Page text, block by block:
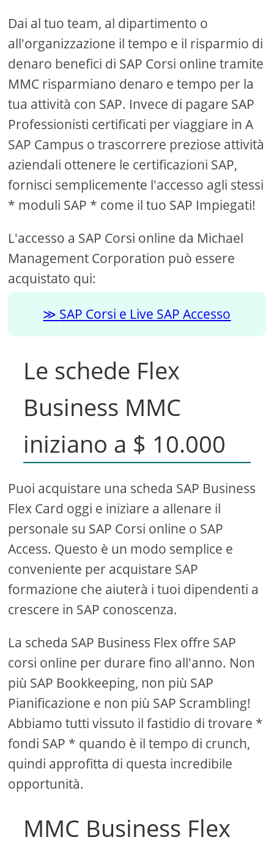
Dai al tuo team, al dipartimento o
all'organizzazione il tempo e il risparmio di
denaro benefici di SAP Corsi online tramite
MMC risparmiano denaro e tempo per la
tua attività con SAP. Invece di pagare SAP
Professionisti certificati per viaggiare in A
SAP Campus o trascorrere preziose attività
aziendali ottenere le certificazioni SAP,
fornisci semplicemente l'accesso agli stessi
* moduli SAP * come il tuo SAP Impiegati!
L'accesso a SAP Corsi online da Michael
Management Corporation può essere
acquistato qui:
SAP Corsi e Live SAP Accesso
Le schede Flex
Business MMC
iniziano a $ 10.000
Puoi acquistare una scheda SAP Business
Flex Card oggi e iniziare a allenare il
personale su SAP Corsi online o SAP
Access. Questo è un modo semplice e
conveniente per acquistare SAP
formazione che aiuterà i tuoi dipendenti a
crescere in SAP conoscenza.
La scheda SAP Business Flex offre SAP
corsi online per durare fino all'anno. Non
più SAP Bookkeeping, non più SAP
Pianificazione e non più SAP Scrambling!
Abbiamo tutti vissuto il fastidio di trovare *
fondi SAP * quando è il tempo di crunch,
quindi approfitta di questa incredibile
opportunità.
MMC Business Flex